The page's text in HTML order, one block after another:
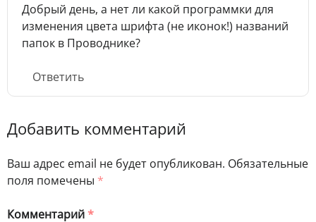
Добрый день, а нет ли какой программки для
изменения цвета шрифта (не иконок!) названий
папок в Проводнике?
Ответить
Добавить комментарий
Ваш адрес email не будет опубликован. Обязательные
поля помечены *
Комментарий*